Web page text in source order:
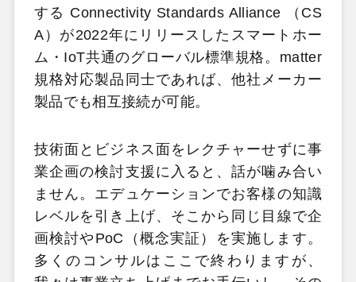
する Connectivity Standards Alliance （CS
A）が2022年にリリースしたスマートホー
ム・IoT共通のグローバル標準規格。matter
規格対応製品同士であれば、他社メーカー
製品でも相互接続が可能。
技術面とビジネス面をレクチャーせずに事
業企画の検討支援に入ると、話が噛み合い
ません。エデュケーションでお客様の知識
レベルを引き上げ、そこから同じ目線で企
画検討やPoC（概念実証）を実施します。
多くのコンサルはここで終わりますが、